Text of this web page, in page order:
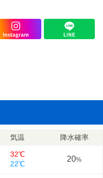
気温 降水確率
32℃
22℃
20%